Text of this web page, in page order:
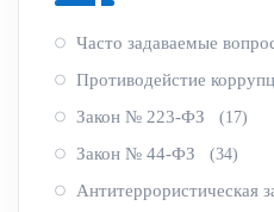
Часто задаваемые
Противодейстие
Закон № 223-ФЗ (17)
Закон № 44-ФЗ (34)
Антитеррористическая